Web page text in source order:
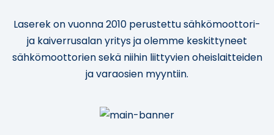
Laserek on vuonna 2010 perustettu sähkömoottori-
ja kaiverrusalan yritys ja olemme keskittyneet
sähkömoottorien sekä niihin liittyvien oheislaitteiden
ja varaosien myyntiin.